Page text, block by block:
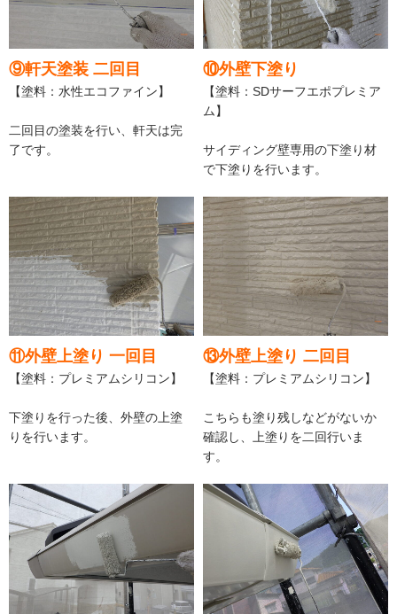
⑨軒天塗装 二回目
【塗料：水性エコファイン】
二回目の塗装を行い、軒天は完
了です。
⑩外壁下塗り
【塗料：SDサーフエポプレミア
ム】
サイディング壁専用の下塗り材
で下塗りを行います。
⑪外壁上塗り 一回目
【塗料：プレミアムシリコン】
下塗りを行った後、外壁の上塗
りを行います。
⑬外壁上塗り 二回目
【塗料：プレミアムシリコン】
こちらも塗り残しなどがないか
確認し、上塗りを二回行いま
す。